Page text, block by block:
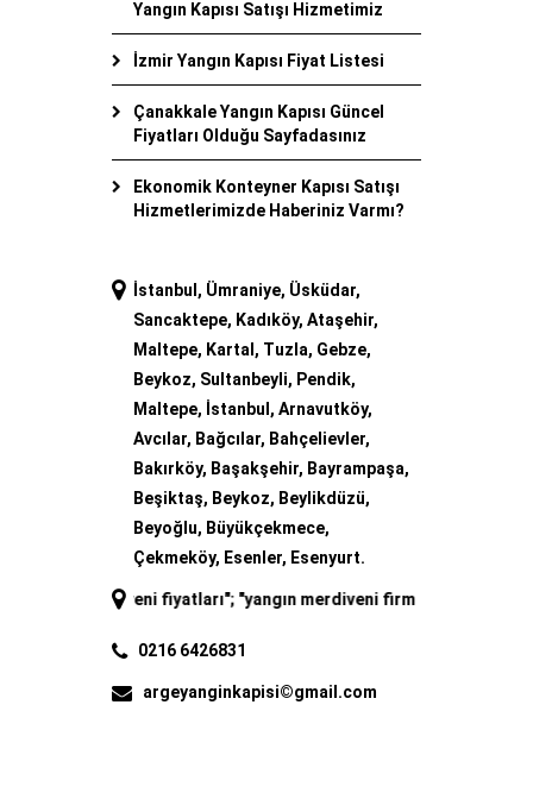
Yangın Kapısı Satışı Hizmetimiz
İzmir Yangın Kapısı Fiyat Listesi
Çanakkale Yangın Kapısı Güncel
Fiyatları Olduğu Sayfadasınız
Ekonomik Konteyner Kapısı Satışı
Hizmetlerimizde Haberiniz Varmı?
İstanbul, Ümraniye, Üsküdar,
Sancaktepe, Kadıköy, Ataşehir,
Maltepe, Kartal, Tuzla, Gebze,
Beykoz, Sultanbeyli, Pendik,
Maltepe, İstanbul, Arnavutköy,
Avcılar, Bağcılar, Bahçelievler,
Bakırköy, Başakşehir, Bayrampaşa,
Beşiktaş, Beykoz, Beylikdüzü,
Beyoğlu, Büyükçekmece,
Çekmeköy, Esenler, Esenyurt.
fiyatları"; "yangın merdiveni firmaları"; "yangın merdiveni
0216 6426831
argeyanginkapisi©gmail.com